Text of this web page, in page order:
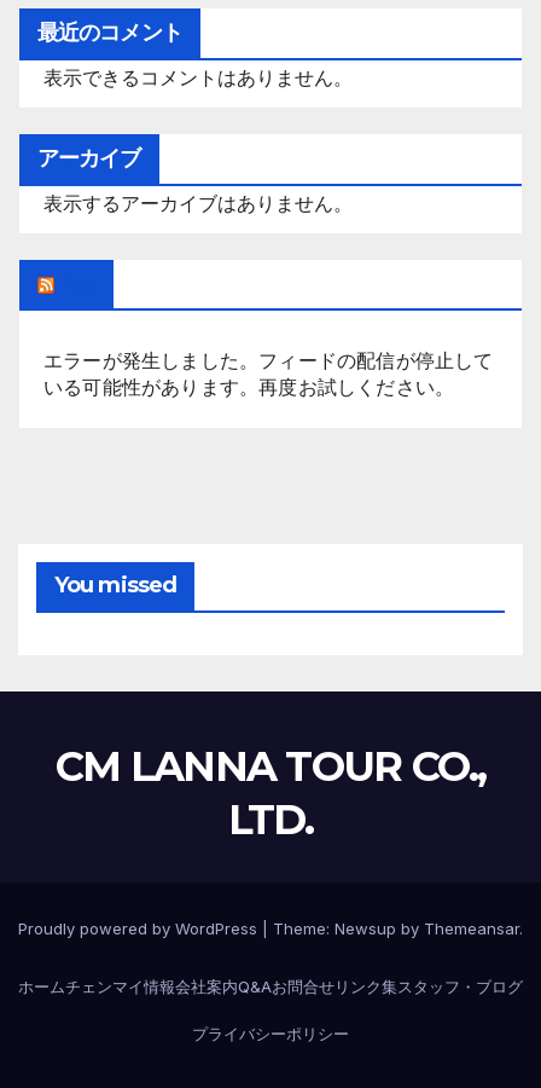
ゴ
リ
ー
最近のコメント
表示できるコメントはありません。
アーカイブ
表示するアーカイブはありません。
エラーが発生しました。フィードの配信が停止して
いる可能性があります。再度お試しください。
You missed
CM LANNA TOUR CO.,
LTD.
Proudly powered by WordPress Theme: Newsup by Themeansar.
ホームチェンマイ情報会社案内Q&Aお問合せリンク集スタッフ・ブログ
プライバシーポリシー